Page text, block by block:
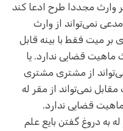
وارث مجددا طرح ادعا کند
نمی‌تواند از وارث
بر میت فقط با بینه قابل
ماهیت قضایی ندارد. یا
از مشتری مشتری
نمی‌تواند از مقر له
قضایی ندارد.
به دروغ گفتن بایع علم